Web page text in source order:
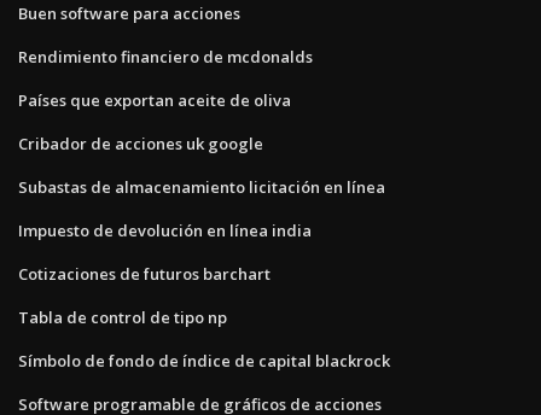
Buen software para acciones
Rendimiento financiero de mcdonalds
Países que exportan aceite de oliva
Cribador de acciones uk google
Subastas de almacenamiento licitación en línea
Impuesto de devolución en línea india
Cotizaciones de futuros barchart
Tabla de control de tipo np
Símbolo de fondo de índice de capital blackrock
Software programable de gráficos de acciones